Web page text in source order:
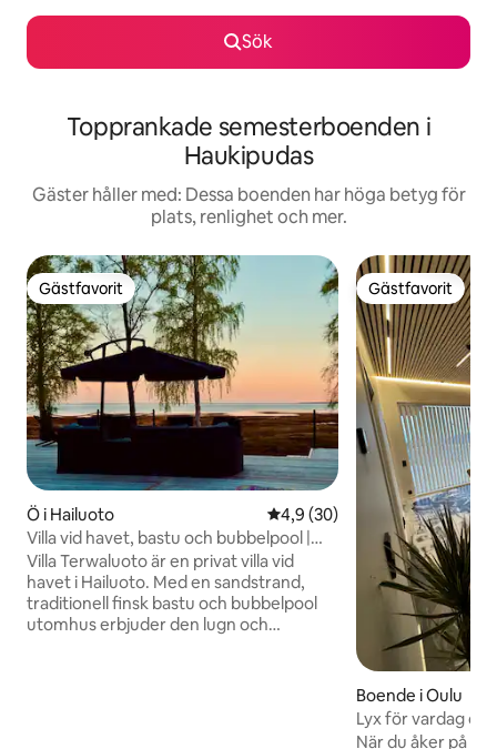
Sök
Topprankade semesterboenden i
Haukipudas
Gäster håller med: Dessa boenden har höga betyg för
plats, renlighet och mer.
Gästfavorit
Gästfavorit
Ö i Hailuoto 4,9 av 5 i genomsnittligt
4,9 (30)
Villa vid havet, bastu och bubbelpool |
8+2 gäster
Villa Terwaluoto är en privat villa vid
havet i Hailuoto. Med en sandstrand,
traditionell finsk bastu och bubbelpool
utomhus erbjuder den lugn och
Gästfavorit
Gästfavorit
Boende i Oulu
Lyx för vardag
När du åker på